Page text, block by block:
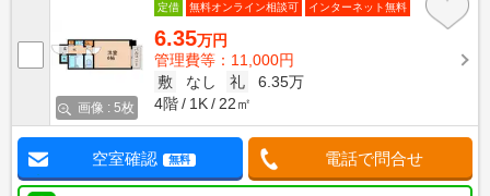
画像 : 5枚
定借 無料オンライン相談可 インターネット無料
6.35万円
管理費等：11,000円
敷
なし 礼
6.35万
4階
1K 22㎡
空室確認 無料 電話で問合せ